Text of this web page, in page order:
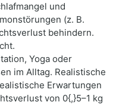
und
(z. B.
behindern.
Yoga oder
im Alltag. Realistische
Erwartungen
von 0{,}5–1 kg